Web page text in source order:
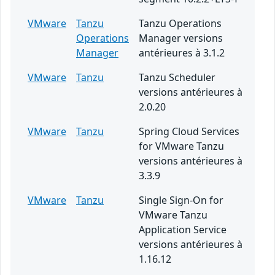
VMware
Tanzu
Operations
Manager
Tanzu Operations
Manager versions
antérieures à 3.1.2
VMware
Tanzu
Tanzu Scheduler
versions antérieures à
2.0.20
VMware
Tanzu
Spring Cloud Services
for VMware Tanzu
versions antérieures à
3.3.9
VMware
Tanzu
Single Sign-On for
VMware Tanzu
Application Service
versions antérieures à
1.16.12